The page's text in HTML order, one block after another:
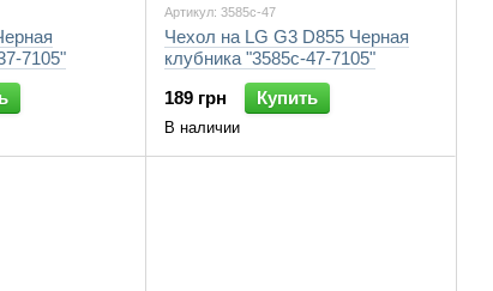
7105"
Артикул: 3585c-47
Чехол на LG G3 D855 Черная
клубника "3585c-47-7105"
189 грн
Купить
В наличии